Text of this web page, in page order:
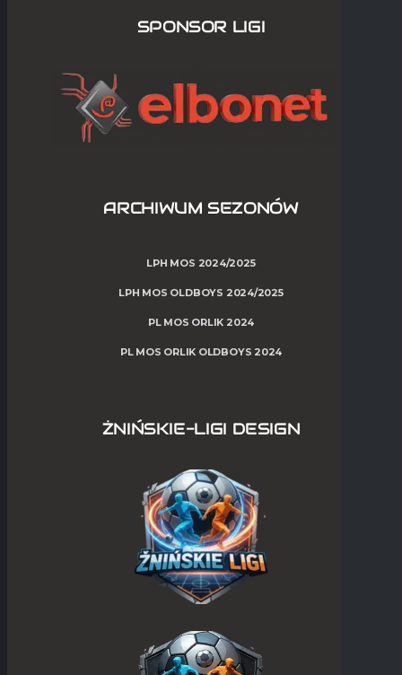
SPONSOR LIGI
ARCHIWUM SEZONÓW
LPH MOS 2024/2025
LPH MOS OLDBOYS 2024/2025
PL MOS ORLIK 2024
PL MOS ORLIK OLDBOYS 2024
ŻNIŃSKIE-LIGI DESIGN